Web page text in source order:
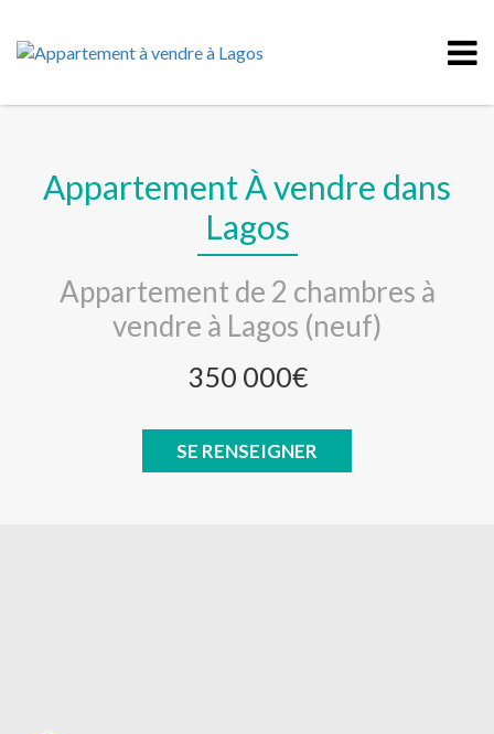
Appartement À vendre dans
Lagos
Appartement de 2 chambres à
vendre à Lagos (neuf)
350 000€
SE RENSEIGNER